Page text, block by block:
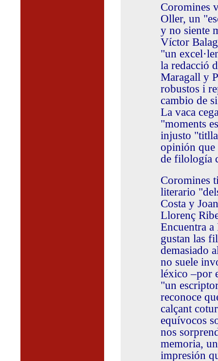
Coromines
Oller, un
y no siente
Víctor
"un
la redacció
Maragall y
robustos i
cambio de
La vaca
"moments
injusto
opinión que
de filología
Coromines
literario
Costa y
Llorenç
Encuentra
gustan las
demasiado
no suele
léxico –por
"un
reconoce
calçant
equívocos
nos
memoria,
impresión